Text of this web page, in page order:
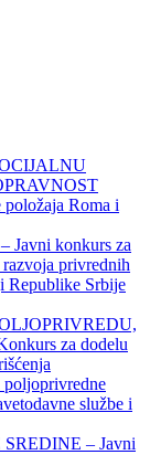
Roma i
konkurs za
razvoja privrednih
Republike Srbije
za dodelu
poljoprivredne
službe i
– Javni